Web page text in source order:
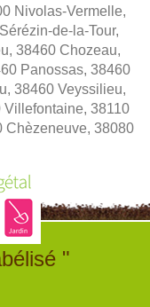
Nivolas-Vermelle,
de-la-Tour,
38460 Chozeau,
Panossas, 38460
38460 Veyssilieu,
38110
Chèzeneuve, 38080
"